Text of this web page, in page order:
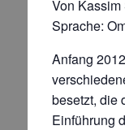
Von
Sprache:
Anfang
besetzt, die
Einführung